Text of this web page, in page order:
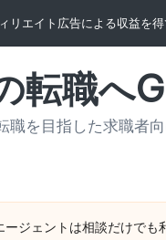
リエイト広告による収益を得
転職へ
職を目指した求職者
ージェントは相談だけでも